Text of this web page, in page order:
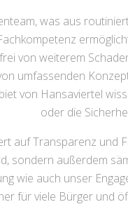
was aus
von weiterem
umfassenden
von Hansaviertel
oder die
auf Transparenz und
sondern außerdem
wie auch unser
für viele Bürger und